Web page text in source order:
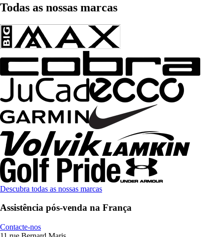
Todas as nossas marcas
Descubra todas as nossas marcas
Assistência pós-venda na França
Contacte-nos